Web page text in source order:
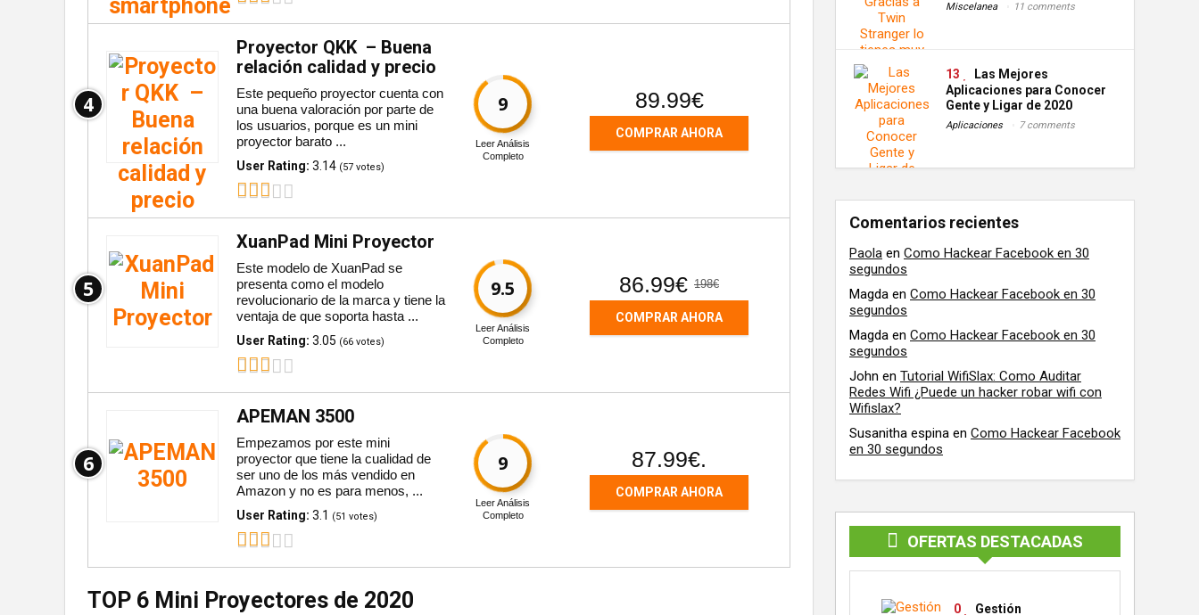
4
Proyector QKK – Buena
relación calidad y precio
Este pequeño proyector cuenta con
una buena valoración por parte de
los usuarios, porque es un mini
proyector barato ...
User Rating: 3.14 (57 votes)
9
Leer Análisis
Completo
89.99€
COMPRAR AHORA
5
XuanPad Mini Proyector
Este modelo de XuanPad se
presenta como el modelo
revolucionario de la marca y tiene la
ventaja de que soporta hasta ...
User Rating: 3.05 (66 votes)
9.5
Leer Análisis
Completo
86.99€ 198€
COMPRAR AHORA
6
APEMAN 3500
Empezamos por este mini
proyector que tiene la cualidad de
ser uno de los más vendido en
Amazon y no es para menos, ...
User Rating: 3.1 (51 votes)
9
Leer Análisis
Completo
87.99€.
COMPRAR AHORA
TOP 6 Mini Proyectores de 2020
Miscelanea 11 comments
13
Las Mejores
Aplicaciones para Conocer
Gente y Ligar de 2020
Aplicaciones 7 comments
Comentarios recientes
Paola en Como Hackear Facebook en 30
segundos
Magda en Como Hackear Facebook en 30
segundos
Magda en Como Hackear Facebook en 30
segundos
John en Tutorial WifiSlax: Como Auditar
Redes Wifi ¿Puede un hacker robar wifi con
Wifislax?
Susanitha espina en Como Hackear Facebook
en 30 segundos
OFERTAS DESTACADAS
0
Gestión